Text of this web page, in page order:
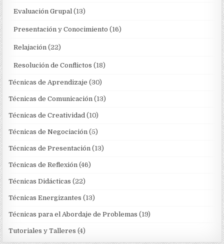
Evaluación Grupal (13)
Presentación y Conocimiento (16)
Relajación (22)
Resolución de Conflictos (18)
Técnicas de Aprendizaje (30)
Técnicas de Comunicación (13)
Técnicas de Creatividad (10)
Técnicas de Negociación (5)
Técnicas de Presentación (13)
Técnicas de Reflexión (46)
Técnicas Didácticas (22)
Técnicas Energizantes (13)
Técnicas para el Abordaje de Problemas (19)
Tutoriales y Talleres (4)